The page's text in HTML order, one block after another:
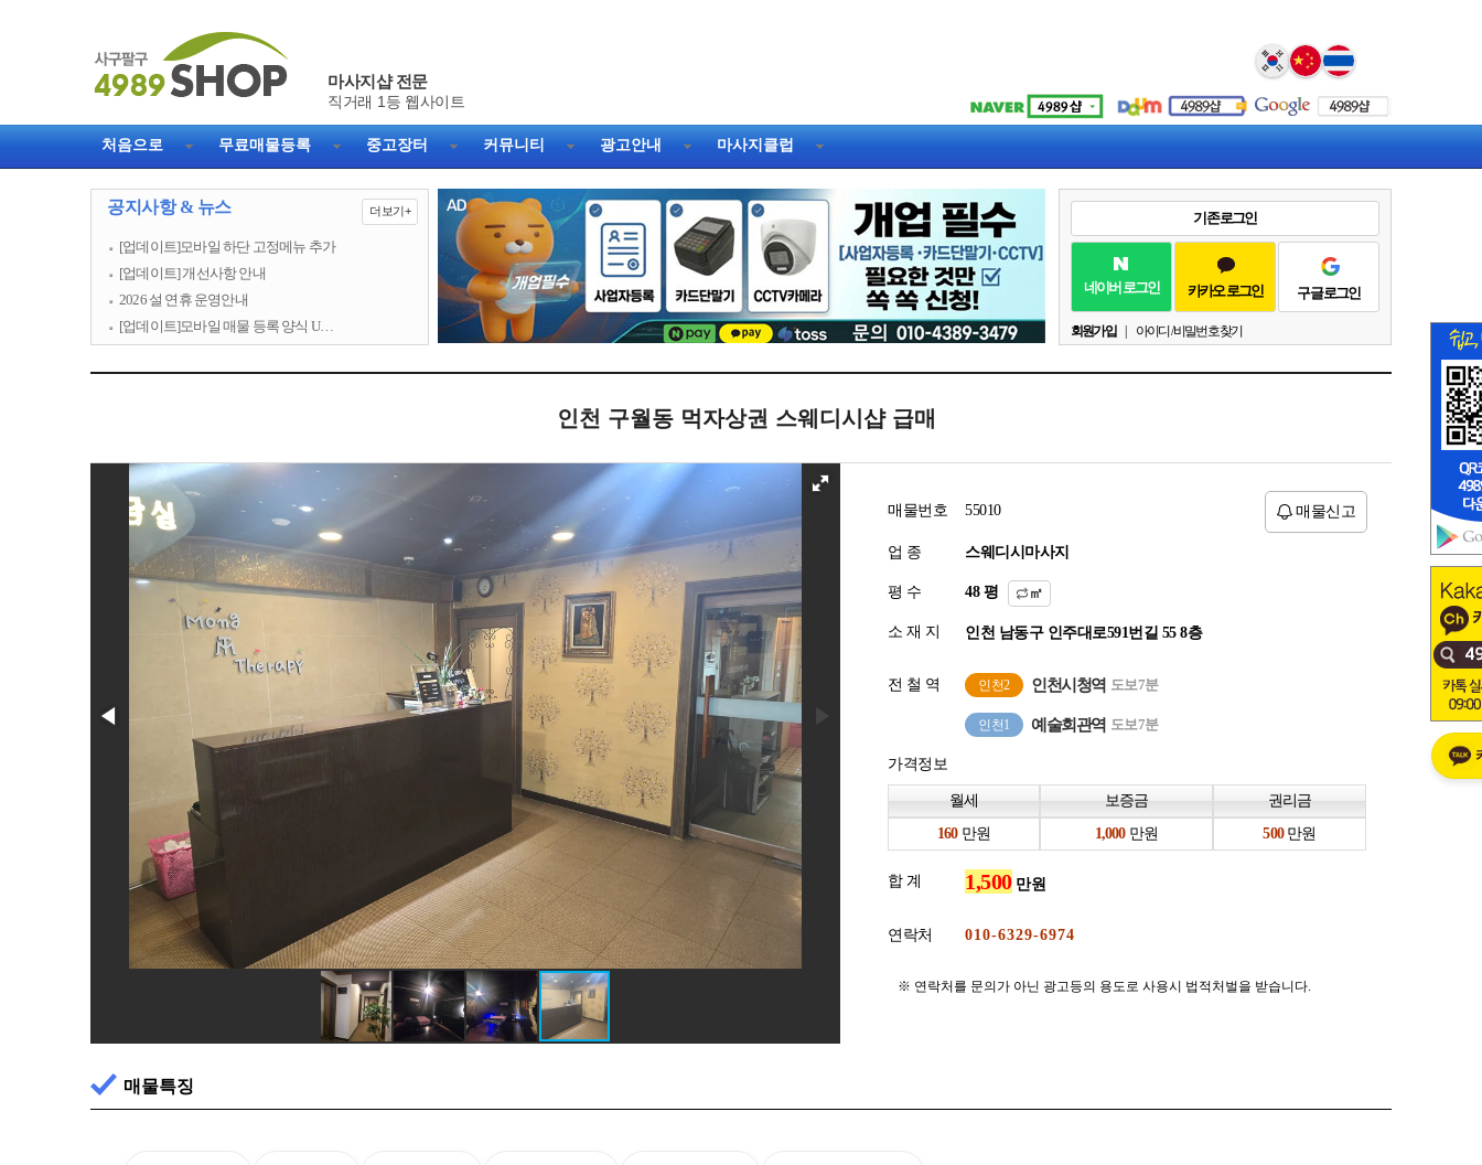
Select Language ▼
마사지샵 전문
직거래 1등 웹사이트
처음으로 무료매물등록 중고장터 커뮤니티 광고안내 마사지클럽
공지사항 & 뉴스 더보기+
[업데이트]모바일 하단 고정메뉴 추가
[업데이트] 개선사항 안내
2026 설 연휴 운영안내
[업데이트]모바일 매물 등록 양식 U…
기존 로그인
네이버 로그인 카카오 로그인 구글 로그인
회원가입 아이디 / 비밀번호 찾기
인천 구월동 먹자상권 스웨디시샵 급매
매물번호 55010 매물신고
업 종 스웨디시마사지
평 수 평 ㎡
소 재 지 인천 남동구 인주대로591번길 55 8층
전 철 역 인천2 인천시청역 도보7분
인천1 예술회관역 도보7분
가격정보
월세 보증금
권리금
만원
만원 만원
합 계 만원
연락처
※ 연락처를 문의가 아닌 광고등의 용도로 사용시 법적처벌을 받습니다.
매물특징